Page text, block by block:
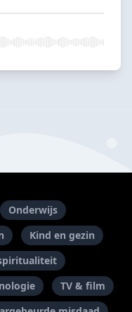
Onderwijs
Kind en gezin
TV & film